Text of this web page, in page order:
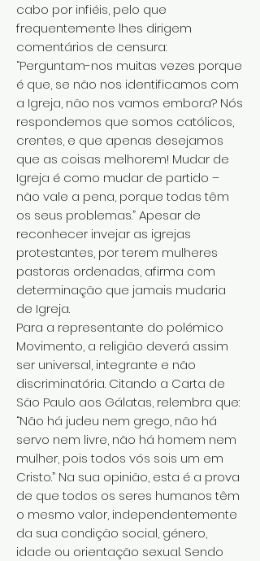
cabo por infiéis, pelo que
frequentemente lhes dirigem
comentários de censura:
“Perguntam-nos muitas vezes porque
é que, se não nos identificamos com
a Igreja, não nos vamos embora? Nós
respondemos que somos católicos,
crentes, e que apenas desejamos
que as coisas melhorem! Mudar de
Igreja é como mudar de partido –
não vale a pena, porque todas têm
os seus problemas.” Apesar de
reconhecer invejar as igrejas
protestantes, por terem mulheres
pastoras ordenadas, afirma com
determinação que jamais mudaria
de Igreja.
Para a representante do polémico
Movimento, a religião deverá assim
ser universal, integrante e não
discriminatória. Citando a Carta de
São Paulo aos Gálatas, relembra que:
“Não há judeu nem grego, não há
servo nem livre, não há homem nem
mulher, pois todos vós sois um em
Cristo.” Na sua opinião, esta é a prova
de que todos os seres humanos têm
o mesmo valor, independentemente
da sua condição social, género,
idade ou orientação sexual. Sendo